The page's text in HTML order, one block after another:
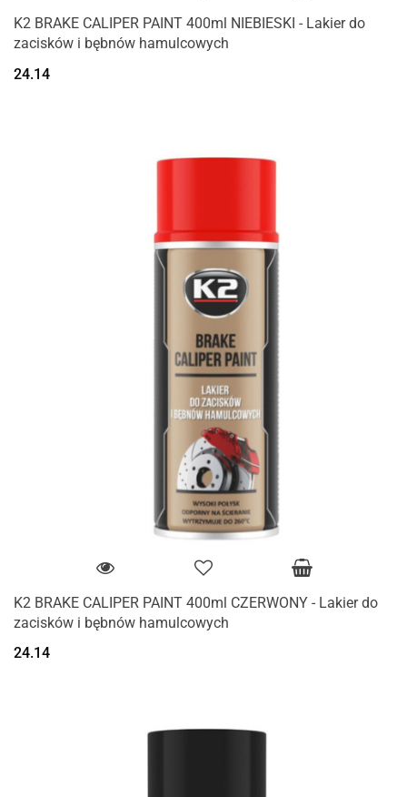
K2 BRAKE CALIPER PAINT 400ml NIEBIESKI - Lakier do
zacisków i bębnów hamulcowych
24.14
K2 BRAKE CALIPER PAINT 400ml CZERWONY - Lakier do
zacisków i bębnów hamulcowych
24.14